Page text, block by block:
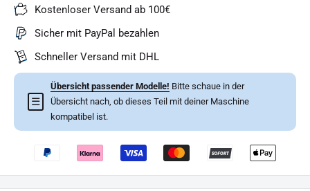
Kostenloser Versand ab 100€
Sicher mit PayPal bezahlen
Schneller Versand mit DHL
☰
Übersicht passender Modelle! Bitte schaue in der
Übersicht nach, ob dieses Teil mit deiner Maschine
kompatibel ist.